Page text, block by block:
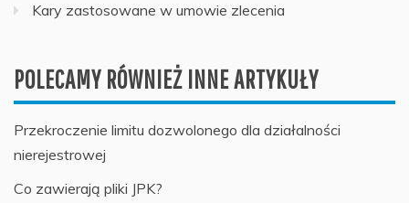
Kary zastosowane w umowie zlecenia
POLECAMY RÓWNIEŻ INNE ARTYKUŁY
Przekroczenie limitu dozwolonego dla działalności
nierejestrowej
Co zawierają pliki JPK?